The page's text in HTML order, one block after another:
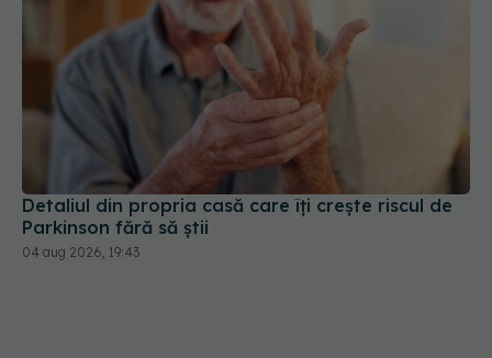
Detaliul din propria casă care îți crește riscul de
Parkinson fără să știi
04 aug 2026, 19:43